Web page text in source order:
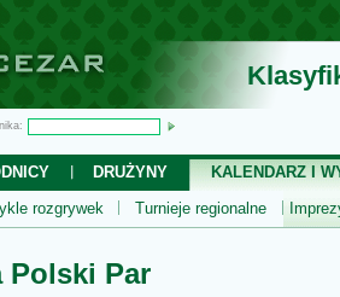
DRUŻYNY
KALENDARZ I
rozgrywek Turnieje regionalne
Polski Par